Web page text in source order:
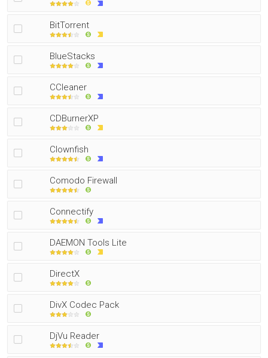
BitTorrent
BlueStacks
CCleaner
CDBurnerXP
Clownfish
Comodo Firewall
Connectify
DAEMON Tools Lite
DirectX
DivX Codec Pack
DjVu Reader